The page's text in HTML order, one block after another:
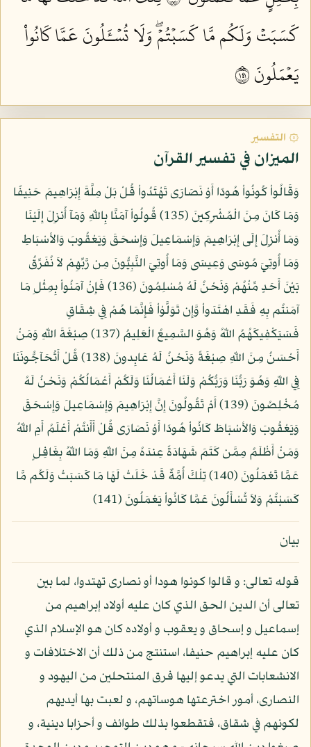
كَسَبَتۡ وَلَكُم مَّا كَسَبۡتُمۡۖ وَلَا تُسۡـَٔلُونَ عَمَّا كَانُواْ
يَعۡمَلُونَ ١٤١
۞ التفسير
الميزان في تفسير القرآن
وَقَالُواْ كُونُواْ هُودًا أَوْ نَصَارَى تَهْتَدُواْ قُلْ بَلْ مِلَّةَ إِبْرَاهِيمَ حَنِيفًا
وَمَا كَانَ مِنَ الْمُشْرِكِينَ (135) قُولُواْ آمَنَّا بِاللّهِ وَمَآ أُنزِلَ إِلَيْنَا
وَمَا أُنزِلَ إِلَى إِبْرَاهِيمَ وَإِسْمَاعِيلَ وَإِسْحَقَ وَيَعْقُوبَ وَالأسْبَاطِ
وَمَا أُوتِيَ مُوسَى وَعِيسَى وَمَا أُوتِيَ النَّبِيُّونَ مِن رَّبِّهِمْ لاَ نُفَرِّقُ
بَيْنَ أَحَدٍ مِّنْهُمْ وَنَحْنُ لَهُ مُسْلِمُونَ (136) فَإِنْ آمَنُواْ بِمِثْلِ مَا
آمَنتُم بِهِ فَقَدِ اهْتَدَواْ وَّإِن تَوَلَّوْاْ فَإِنَّمَا هُمْ فِي شِقَاقٍ
فَسَيَكْفِيكَهُمُ اللّهُ وَهُوَ السَّمِيعُ الْعَلِيمُ (137) صِبْغَةَ اللّهِ وَمَنْ
أَحْسَنُ مِنَ اللّهِ صِبْغَةً وَنَحْنُ لَهُ عَابِدونَ (138) قُلْ أَتُحَآجُّونَنَا
فِي اللّهِ وَهُوَ رَبُّنَا وَرَبُّكُمْ وَلَنَا أَعْمَالُنَا وَلَكُمْ أَعْمَالُكُمْ وَنَحْنُ لَهُ
مُخْلِصُونَ (139) أَمْ تَقُولُونَ إِنَّ إِبْرَاهِيمَ وَإِسْمَاعِيلَ وَإِسْحَقَ
وَيَعْقُوبَ وَالأسْبَاطَ كَانُواْ هُودًا أَوْ نَصَارَى قُلْ أَأَنتُمْ أَعْلَمُ أَمِ اللّهُ
وَمَنْ أَظْلَمُ مِمَّن كَتَمَ شَهَادَةً عِندَهُ مِنَ اللّهِ وَمَا اللّهُ بِغَافِلٍ
عَمَّا تَعْمَلُونَ (140) تِلْكَ أُمَّةٌ قَدْ خَلَتْ لَهَا مَا كَسَبَتْ وَلَكُم مَّا
كَسَبْتُمْ وَلاَ تُسْأَلُونَ عَمَّا كَانُواْ يَعْمَلُونَ (141)
بيان
قوله تعالى: و قالوا كونوا هودا أو نصارى تهتدوا، لما بين
تعالى أن الدين الحق الذي كان عليه أولاد إبراهيم من
إسماعيل و إسحاق و يعقوب و أولاده كان هو الإسلام الذي
كان عليه إبراهيم حنيفا، استنتج من ذلك أن الاختلافات و
الانشعابات التي يدعو إليها فرق المنتحلين من اليهود و
النصارى، أمور اخترعتها هوساتهم، و لعبت بها أيديهم
لكونهم في شقاق، فتقطعوا بذلك طوائف و أحزابا دينية، و